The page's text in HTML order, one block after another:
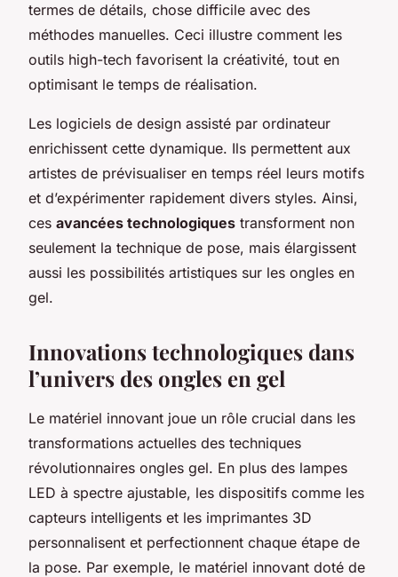
termes de détails, chose difficile avec des
méthodes manuelles. Ceci illustre comment les
outils high-tech favorisent la créativité, tout en
optimisant le temps de réalisation.
Les logiciels de design assisté par ordinateur
enrichissent cette dynamique. Ils permettent aux
artistes de prévisualiser en temps réel leurs motifs
et d’expérimenter rapidement divers styles. Ainsi,
ces avancées technologiques transforment non
seulement la technique de pose, mais élargissent
aussi les possibilités artistiques sur les ongles en
gel.
Innovations technologiques dans
l’univers des ongles en gel
Le matériel innovant joue un rôle crucial dans les
transformations actuelles des techniques
révolutionnaires ongles gel. En plus des lampes
LED à spectre ajustable, les dispositifs comme les
capteurs intelligents et les imprimantes 3D
personnalisent et perfectionnent chaque étape de
la pose. Par exemple, le matériel innovant doté de